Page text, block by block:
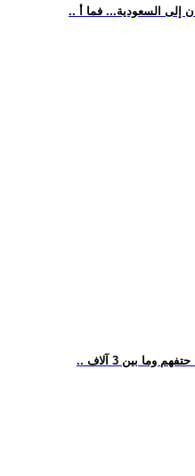
إلى السعودية... فما أ